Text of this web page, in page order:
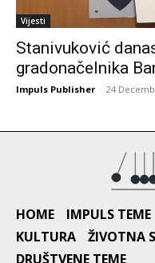
Vijesti
Stanivuković
gradonačelnika
Impuls Publisher - 24
HOME IMPULS TEME
KULTURA
ŽIVOTNA
DRUŠTVENE TEME